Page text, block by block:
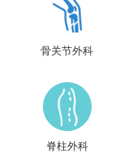
骨关节外科
脊柱外科